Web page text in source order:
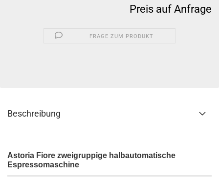
Preis auf Anfrage
FRAGE ZUM PRODUKT
Beschreibung
Astoria Fiore zweigruppige halbautomatische
Espressomaschine